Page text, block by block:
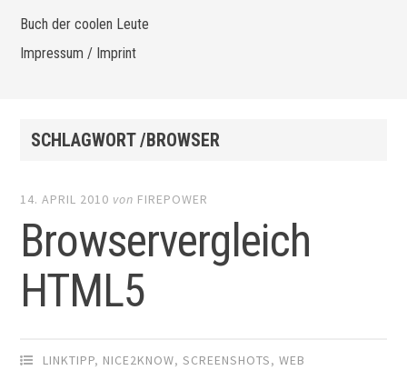
Buch der coolen Leute
Impressum / Imprint
SCHLAGWORT /BROWSER
14. APRIL 2010 von FIREPOWER
Browservergleich
HTML5
LINKTIPP, NICE2KNOW,SCREENSHOTS,WEB